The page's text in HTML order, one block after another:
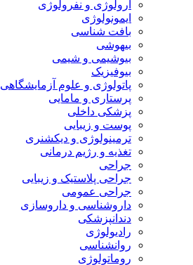
ارولوژی و نفرولوژی
ایمونولوژی
بافت شناسی
بیهوشی
بیوشیمی و شیمی
بیوفیزیک
پاتولوژی و علوم آزمایشگاهی
پرستاری و مامایی
پزشکی داخلی
پوست و زیبایی
ترمینولوژی و دیکشنری
تغذیه و رژیم درمانی
جراحی
جراحی پلاستیک و زیبایی
جراحی عمومی
داروشناسی و داروسازی
دندانپزشکی
رادیولوژی
روانشناسی
روماتولوژی